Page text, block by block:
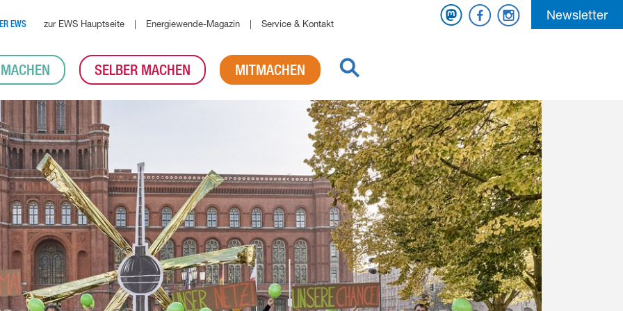
EWS zur EWS Hauptseite Energiewende-Magazin Service & Kontakt
MastodonFacebookInstagramNewsletter
SELBER MACHEN MITMACHEN Suche